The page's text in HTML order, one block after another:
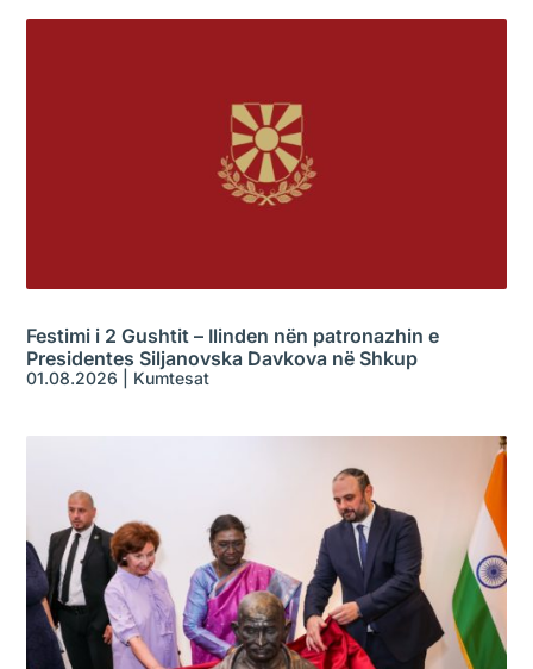
Festimi i 2 Gushtit – Ilinden nën patronazhin e
Presidentes Siljanovska Davkova në Shkup
01.08.2026 Kumtesat